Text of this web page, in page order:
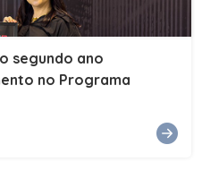
segundo ano
no Programa